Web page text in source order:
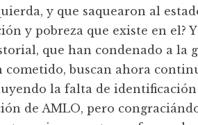
y que saquearon al
y pobreza que existe en el?
que han condenado a la
buscan ahora
la falta de
de AMLO, pero